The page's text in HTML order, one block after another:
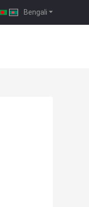
Bengali